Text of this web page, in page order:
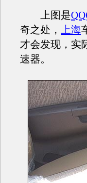
上图是
奇之处， 上海
才会发现，实
速器。